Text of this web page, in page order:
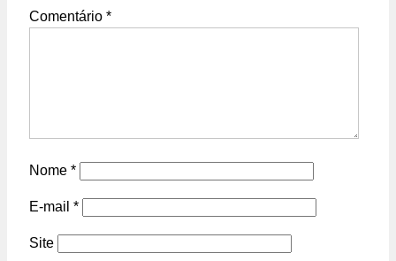
Comentário *
Nome *
E-mail *
Site